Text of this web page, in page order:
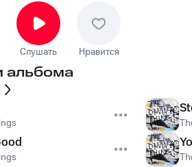
Слушать Нравится
альбома